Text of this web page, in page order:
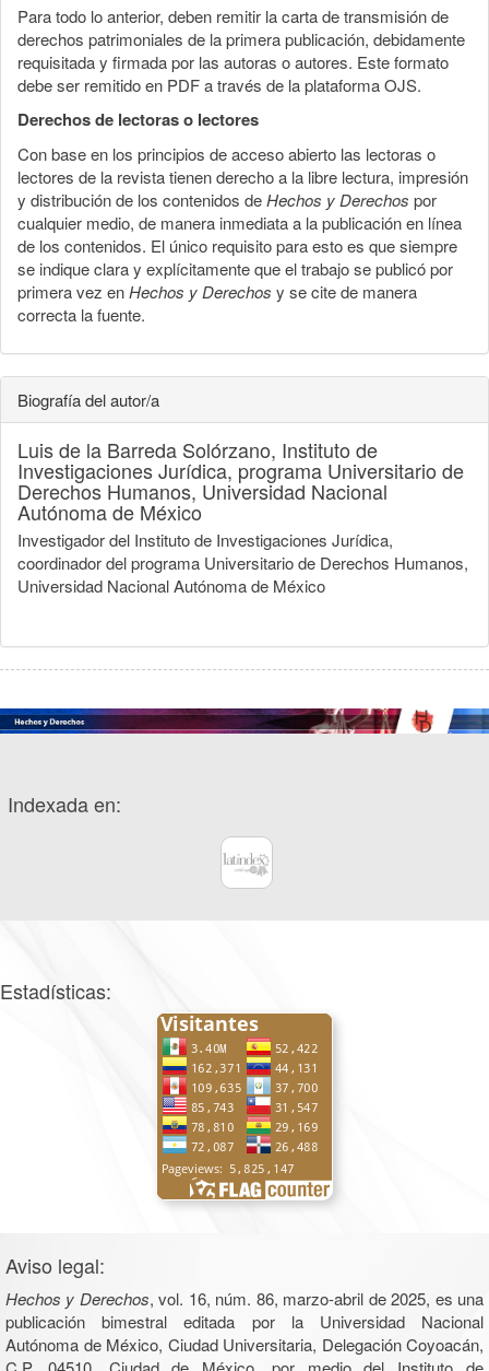
Para todo lo anterior, deben remitir la carta de transmisión de
derechos patrimoniales de la primera publicación, debidamente
requisitada y firmada por las autoras o autores. Este formato
debe ser remitido en PDF a través de la plataforma OJS.
Derechos de lectoras o lectores
Con base en los principios de acceso abierto las lectoras o
lectores de la revista tienen derecho a la libre lectura, impresión
y distribución de los contenidos deHechos y Derechos por
cualquier medio, de manera inmediata a la publicación en línea
de los contenidos. El único requisito para esto es que siempre
se indique clara y explícitamente que el trabajo se publicó por
primera vez enHechos y Derechos y se cite de manera
correcta la fuente.
Biografía del autor/a
Luis de la Barreda Solórzano, Instituto de
Investigaciones Jurídica, programa Universitario de
Derechos Humanos, Universidad Nacional
Autónoma de México
Investigador del Instituto de Investigaciones Jurídica,
coordinador del programa Universitario de Derechos Humanos,
Universidad Nacional Autónoma de México
Indexada en:
Estadísticas:
Aviso legal:
Hechos y Derechos, vol. 16, núm. 86, marzo-abril de 2025, es una
publicación bimestral editada por la Universidad Nacional
Autónoma de México, Ciudad Universitaria, Delegación Coyoacán,